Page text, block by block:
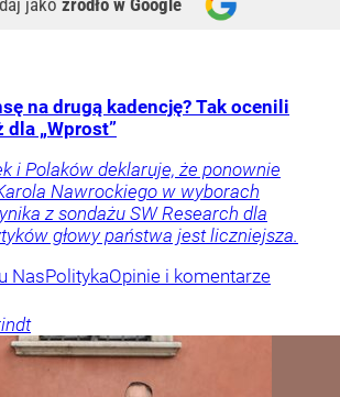
na drugą kadencję? Tak ocenili
dla „Wprost”
i Polaków deklaruje, że ponownie
Nawrockiego w wyborach
z sondażu SW Research dla
głowy państwa jest liczniejsza.
NasPolitykaOpinie i komentarze